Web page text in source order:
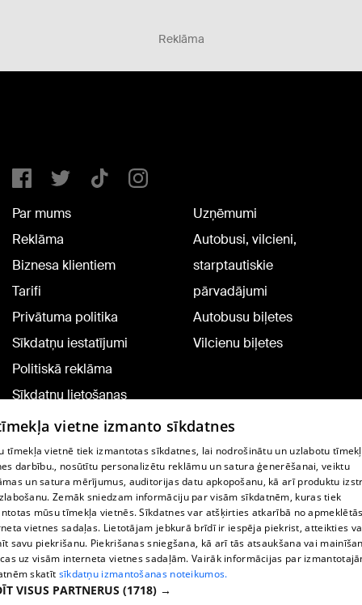
Reklāma
Par mums
Reklāma
Biznesa klientiem
Tarifi
Privātuma politika
Sīkdatņu iestatījumi
Politiskā reklāma
Sīkdatņu lietošanas
noteikumi
Komentāru pievienošana
Uzņēmumi
Autobusi, vilcieni,
starptautiskie
pārvadājumi
Autobusu biļetes
Vilcienu biļetes
TV programma
Līguma noteikumi
360 Ziņu kontakti
Helio Media
Portāla palīdzības dienests: e-pasts -
vietne izmanto sīkdatnes
tīmekļa vietnē tiek izmantotas sīkdatnes, lai nodrošinātu un uzlabotu
darbību., nosūtītu personalizētu reklāmu un satura ģenerēšanai, veiktu
un satura mērījumus, auditorijas datu apkopošanu, kā arī produktu
Zemāk sniedzam informāciju par visām sīkdatnēm, kuras tiek
mūsu tīmekļa vietnēs. Sīkdatnes var atšķirties atkarībā no
vietnes sadaļas. Lietotājam jebkurā brīdī ir iespēja piekrist, atteikties
savu piekrišanu. Piekrišanas sniegšana, kā arī tās atsaukšana vai
uz visām interneta vietnes sadaļām. Vairāk informācijas par
skatīt sīkdatņu izmantošanas noteikumos.
VISUS PARTNERUS (1718) →